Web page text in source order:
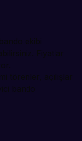
ekibi
Fiyatlar
törenler, açılışlar
bando